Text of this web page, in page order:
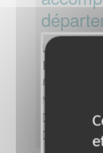
Lieu :
Association
Myopathies
Date :